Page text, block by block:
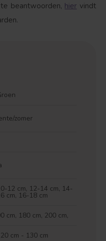
beantwoorden, hier vindt
zomer
12 cm, 12-14 cm, 14-
cm, 16-18 cm
cm, 180 cm, 200 cm,
cm - 130 cm